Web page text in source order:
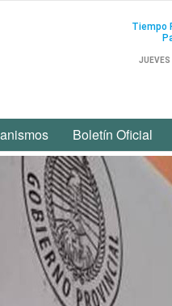
Boletín Oficial